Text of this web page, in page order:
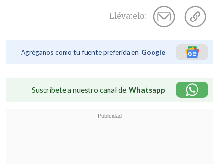
Llévatelo:
Agréganos como tu fuente preferida en Google
Suscríbete a nuestro canal de Whatsapp